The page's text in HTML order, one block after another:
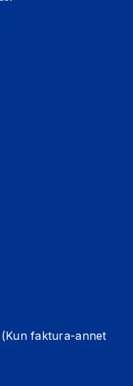
(Kun faktura-annet